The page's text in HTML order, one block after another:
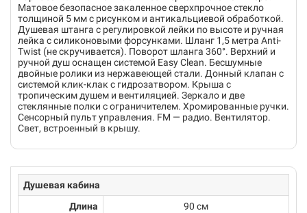
Матовое безопасное закаленное сверхпрочное стекло
толщиной 5 мм с рисунком и антикальциевой обработкой.
Душевая штанга с регулировкой лейки по высоте и ручная
лейка с силиконовыми форсунками. Шланг 1,5 метра Anti-
Twist (не скручивается). Поворот шланга 360°. Верхний и
ручной душ оснащен системой Easy Clean. Бесшумные
двойные ролики из нержавеющей стали. Донный клапан с
системой клик-клак с гидрозатвором. Крыша с
тропическим душем и вентиляцией. Зеркало и две
стеклянные полки с ограничителем. Хромированные ручки.
Сенсорный пульт управления. FM — радио. Вентилятор.
Свет, встроенный в крышу.
Душевая кабина
Длина
90 см